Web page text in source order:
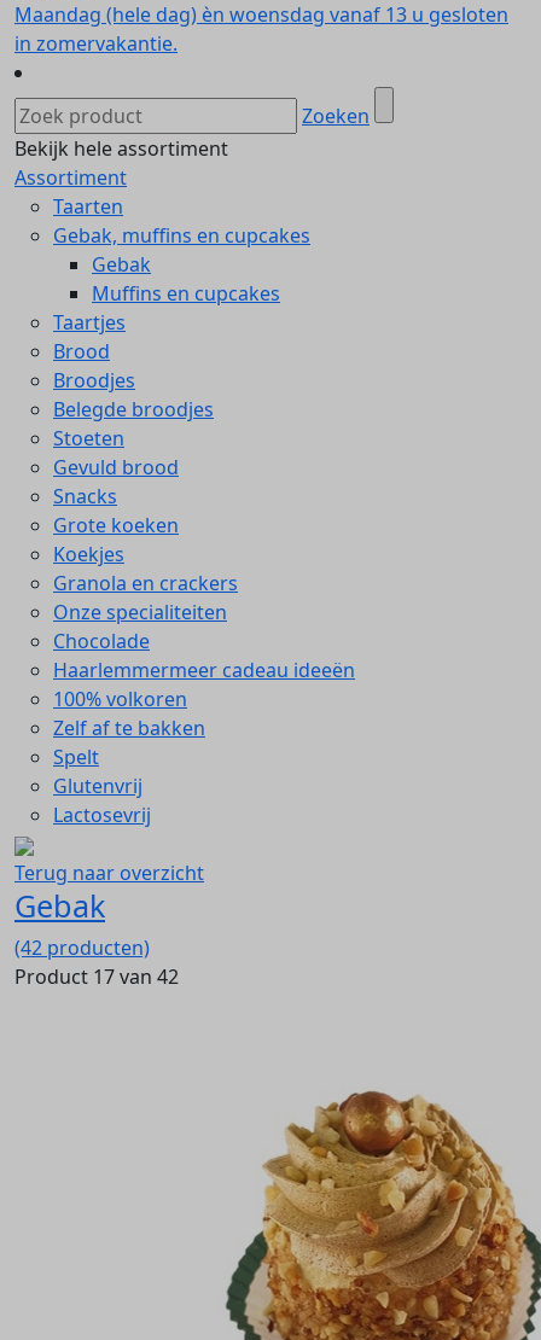
Maandag (hele dag) èn woensdag vanaf 13 u gesloten
in zomervakantie.
Zoeken
Bekijk hele assortiment
Assortiment
Taarten
Gebak, muffins en cupcakes
Gebak
Muffins en cupcakes
Taartjes
Brood
Broodjes
Belegde broodjes
Stoeten
Gevuld brood
Snacks
Grote koeken
Koekjes
Granola en crackers
Onze specialiteiten
Chocolade
Haarlemmermeer cadeau ideeën
100% volkoren
Zelf af te bakken
Spelt
Glutenvrij
Lactosevrij
Terug naar overzicht
Gebak
(42 producten)
Product 17 van 42